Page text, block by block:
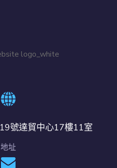
號達貿中心17樓11室
地址